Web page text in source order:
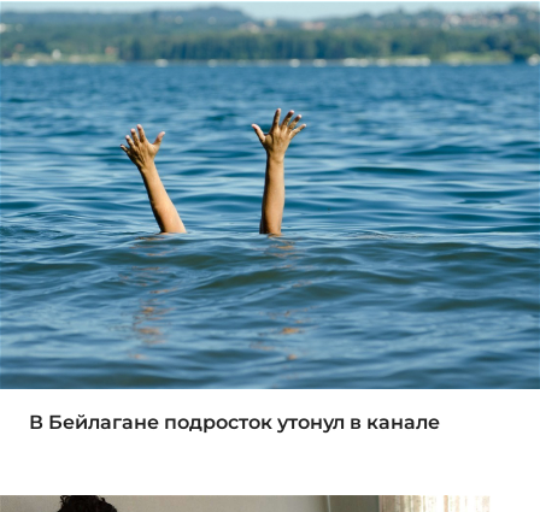
В Бейлагане подросток утонул в канале